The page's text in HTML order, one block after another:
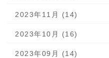
2023年11月 (14)
2023年10月 (16)
2023年09月 (14)